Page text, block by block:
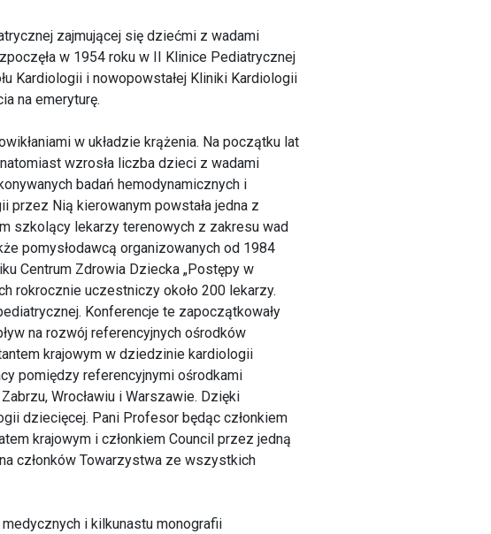
zajmującej się dziećmi z wadami
w 1954 roku w II Klinice Pediatrycznej
Kardiologii i nowopowstałej Kliniki Kardiologii
na emeryturę.
w układzie krążenia. Na początku lat
wzrosła liczba dzieci z wadami
badań hemodynamicznych i
przez Nią kierowanym powstała jedna z
szkolący lekarzy terenowych z zakresu wad
pomysłodawcą organizowanych od 1984
Centrum Zdrowia Dziecka „Postępy w
rokrocznie uczestniczy około 200 lekarzy.
Konferencje te zapoczątkowały
na rozwój referencyjnych ośrodków
krajowym w dziedzinie kardiologii
pomiędzy referencyjnymi ośrodkami
Wrocławiu i Warszawie. Dzięki
dziecięcej. Pani Profesor będąc członkiem
krajowym i członkiem Council przez jedną
członków Towarzystwa ze wszystkich
i kilkunastu monografii